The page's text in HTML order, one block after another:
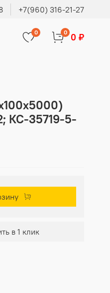
+7(960) 316-21-27
0 0 0 ₽
КС-35719-5-
в 1 клик